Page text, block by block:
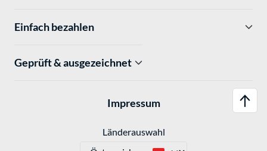
Einfach bezahlen
Geprüft & ausgezeichnet
Impressum
Länderauswahl